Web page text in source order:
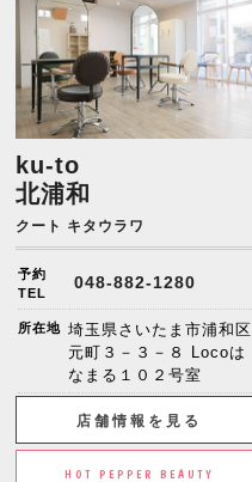
ku-to
北浦和
クート キタウラワ
予約
TEL
048-882-1280
所在地 埼玉県さいたま市浦和区
元町３－３－８ Locoは
なまる１０２号室
店舗情報を見る
HOT PEPPER BEAUTY